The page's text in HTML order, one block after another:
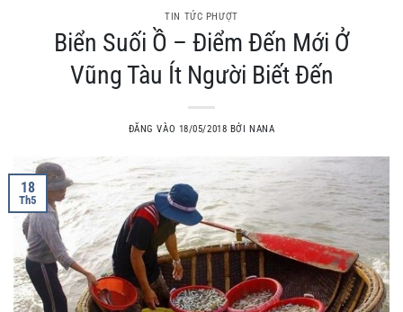
TIN TỨC PHƯỢT
Biển Suối Ồ – Điểm Đến Mới Ở
Vũng Tàu Ít Người Biết Đến
ĐĂNG VÀO 18/05/2018 BỞINANA
18
Th5